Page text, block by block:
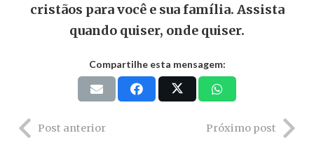
cristãos para você e sua família. Assista
quando quiser, onde quiser.
Compartilhe esta mensagem:
Post anterior Próximo post